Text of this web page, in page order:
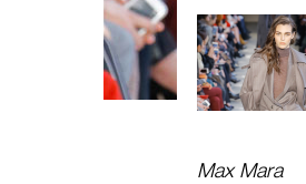
Max Mara